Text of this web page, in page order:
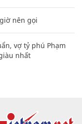
nên gọi
vợ tỷ phú Phạm
nhất